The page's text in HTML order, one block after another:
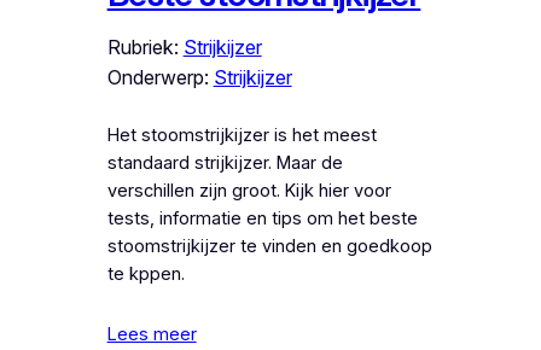
Rubriek: Strijkijzer
Onderwerp: Strijkijzer
Het stoomstrijkijzer is het meest
standaard strijkijzer. Maar de
verschillen zijn groot. Kijk hier voor
tests, informatie en tips om het beste
stoomstrijkijzer te vinden en goedkoop
te kppen.
Lees meer